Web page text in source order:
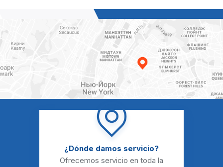
¿Dónde damos servicio?
Ofrecemos servicio en toda la